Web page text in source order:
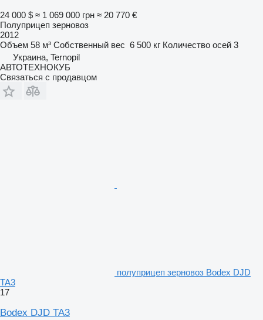
24 000 $ ≈ 1 069 000 грн ≈ 20 770 €
Полуприцеп зерновоз
2012
Объем 58 м³ Собственный вес 6 500 кг Количество осей 3
Украина, Ternopil
АВТОТЕХНОКУБ
Связаться с продавцом
полуприцеп зерновоз Bodex DJD
TA3
17
Bodex DJD TA3